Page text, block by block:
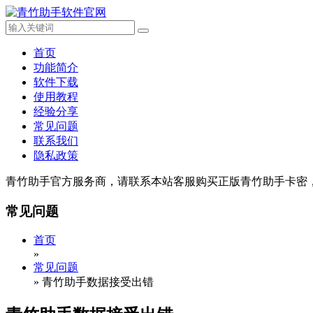
首页
功能简介
软件下载
使用教程
经验分享
常见问题
联系我们
隐私政策
青竹助手官方服务商，请联系本站客服购买正版青竹助手卡
常见问题
首页
»
常见问题
» 青竹助手数据接受出错